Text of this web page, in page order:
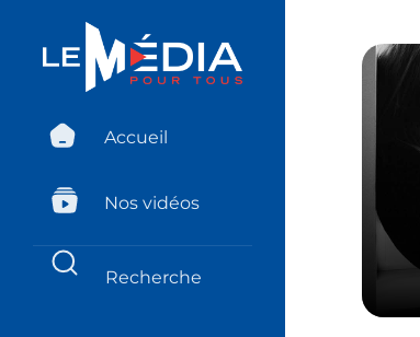
Accueil
Nos vidéos